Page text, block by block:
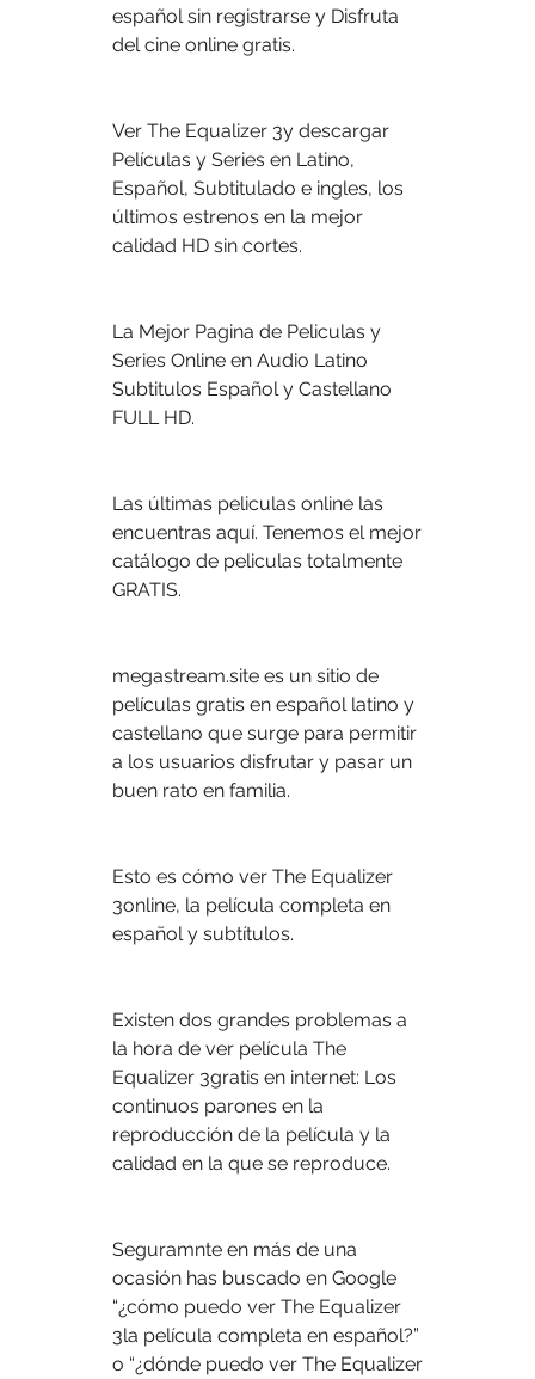
español sin registrarse y Disfruta
del cine online gratis.
Ver The Equalizer 3y descargar
Películas y Series en Latino,
Español, Subtitulado e ingles, los
últimos estrenos en la mejor
calidad HD sin cortes.
La Mejor Pagina de Peliculas y
Series Online en Audio Latino
Subtitulos Español y Castellano
FULL HD.
Las últimas peliculas online las
encuentras aquí. Tenemos el mejor
catálogo de peliculas totalmente
GRATIS.
megastream.site es un sitio de
películas gratis en español latino y
castellano que surge para permitir
a los usuarios disfrutar y pasar un
buen rato en familia.
Esto es cómo ver The Equalizer
3online, la película completa en
español y subtítulos.
Existen dos grandes problemas a
la hora de ver película The
Equalizer 3gratis en internet: Los
continuos parones en la
reproducción de la película y la
calidad en la que se reproduce.
Seguramnte en más de una
ocasión has buscado en Google
“¿cómo puedo ver The Equalizer
3la película completa en español?”
o “¿dónde puedo ver The Equalizer